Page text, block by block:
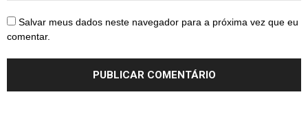
Salvar meus dados neste navegador para a próxima vez que eu
comentar.